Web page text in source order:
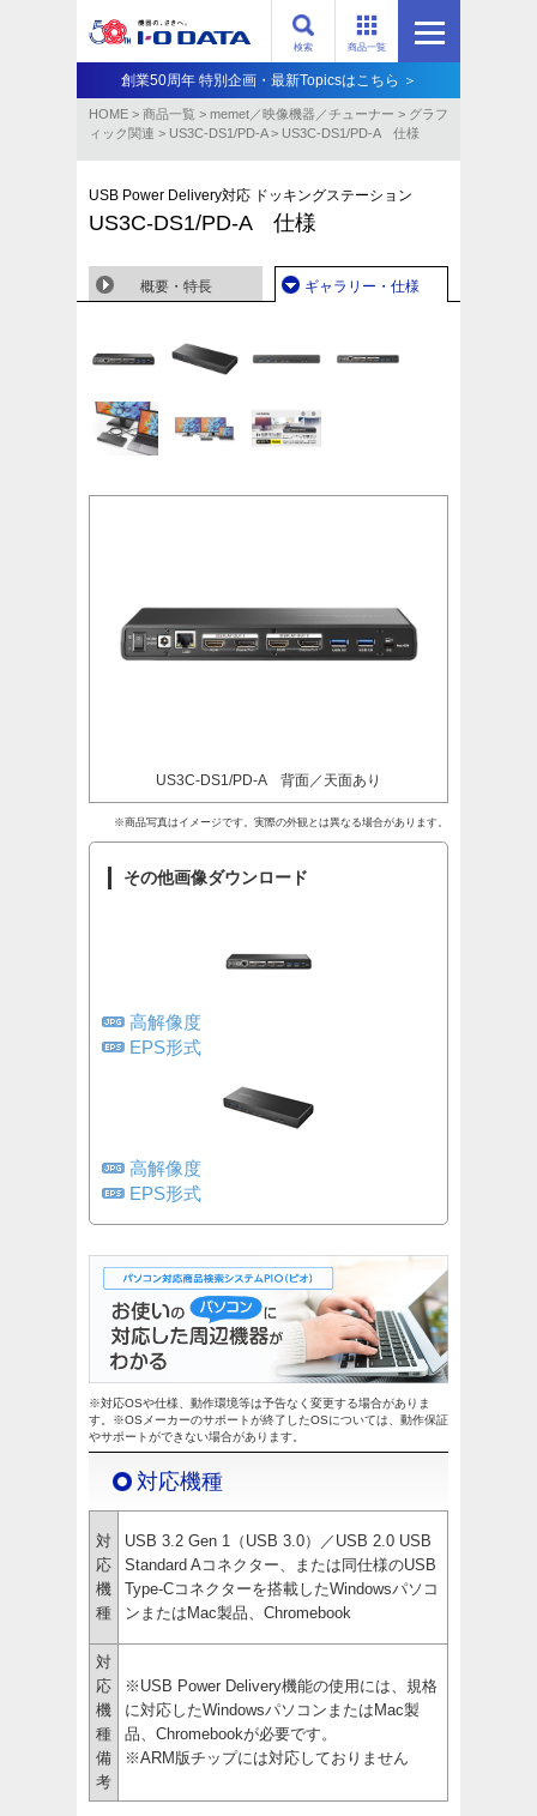
商品一覧
検索
創業50周年 特別企画・最新Topicsはこちら ＞
HOME > 商品一覧 > memet／映像機器／チューナー > グラフ
ィック関連 > US3C-DS1/PD-A> US3C-DS1/PD-A 仕様
USB Power Delivery対応 ドッキングステーション
US3C-DS1/PD-A 仕様
概要・特長 ギャラリー・仕様
US3C-DS1/PD-A 背面／天面あり
※商品写真はイメージです。実際の外観とは異なる場合があります。
その他画像ダウンロード
高解像度
EPS形式
高解像度
EPS形式
※対応OSや仕様、動作環境等は予告なく変更する場合がありま
す。※OSメーカーのサポートが終了したOSについては、動作保証
やサポートができない場合があります。
対応機種
対
応
機
種
USB 3.2 Gen 1（USB 3.0）／USB 2.0 USB
Standard Aコネクター、または同仕様のUSB
Type-Cコネクターを搭載したWindowsパソコ
ンまたはMac製品、Chromebook
対
応
機
種
備
考
※USB Power Delivery機能の使用には、規格
に対応したWindowsパソコンまたはMac製
品、Chromebookが必要です。
※ARM版チップには対応しておりません